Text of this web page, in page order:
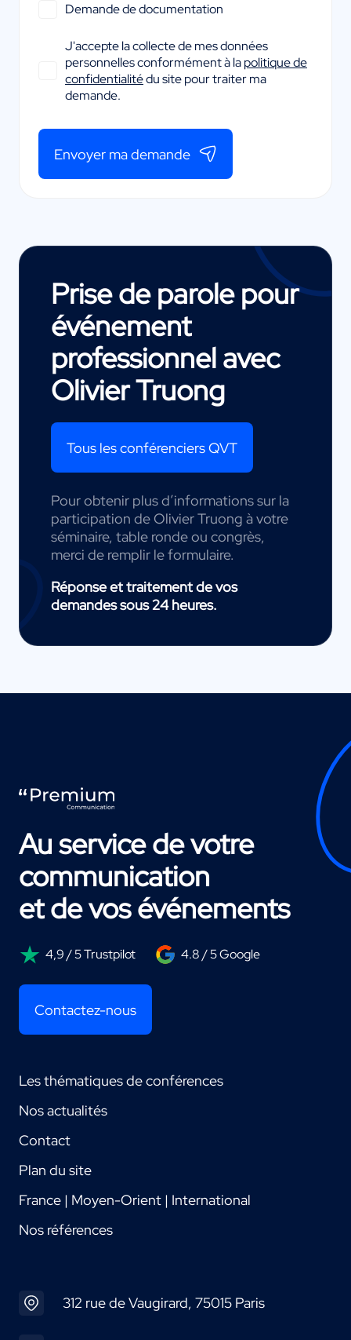
Demande de documentation
J'accepte la collecte de mes données
personnelles conformément à lapolitique de
confidentialitédu site pour traiter ma
demande.
Envoyer ma demande
Prise de parole pour
événement
professionnel avec
Olivier Truong
Tous les conférenciers QVT
Pour obtenir plus d’informations sur la
participation de Olivier Truong à votre
séminaire, table ronde ou congrès,
merci de remplir le formulaire.
Réponse et traitement de vos
demandes sous 24 heures.
Au service de votre
communication
et de vos événements
4,9 / 5 Trustpilot 4.8 / 5 Google
Contactez-nous
Les thématiques de conférences
Nos actualités
Contact
Plan du site
France | Moyen-Orient | International
Nos références
312 rue de Vaugirard, 75015 Paris